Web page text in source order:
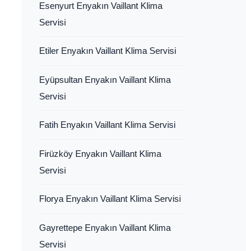
Esenyurt Enyakın Vaillant Klima
Servisi
Etiler Enyakın Vaillant Klima Servisi
Eyüpsultan Enyakın Vaillant Klima
Servisi
Fatih Enyakın Vaillant Klima Servisi
Firüzköy Enyakın Vaillant Klima
Servisi
Florya Enyakın Vaillant Klima Servisi
Gayrettepe Enyakın Vaillant Klima
Servisi